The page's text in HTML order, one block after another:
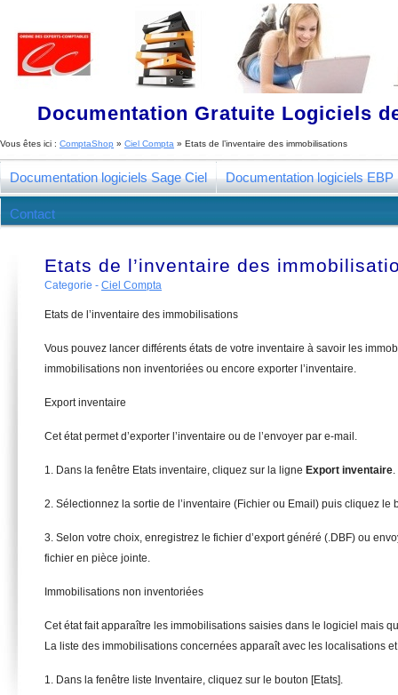
Documentation Gratuite Logiciels
Vous êtes ici : ComptaShop » Ciel Compta » Etats de l’inventaire des immobilisations
Documentation logiciels Sage Ciel Documentation logiciels EBP
Contact
Etats de l’inventaire des
Categorie - Ciel Compta
Etats de l’inventaire des immobilisations
Vous pouvez lancer différents états de votre inventaire à savoir les
immobilisations non inventoriées ou encore exporter l’inventaire.
Export inventaire
Cet état permet d’exporter l’inventaire ou de l’envoyer par e-mail.
1. Dans la fenêtre Etats inventaire, cliquez sur la ligne Export inventaire.
2. Sélectionnez la sortie de l’inventaire (Fichier ou Email) puis cliquez le
3. Selon votre choix, enregistrez le fichier d’export généré (.DBF) ou
fichier en pièce jointe.
Immobilisations non inventoriées
Cet état fait apparaître les immobilisations saisies dans le logiciel mais
La liste des immobilisations concernées apparaît avec les localisations
1. Dans la fenêtre liste Inventaire, cliquez sur le bouton [Etats].